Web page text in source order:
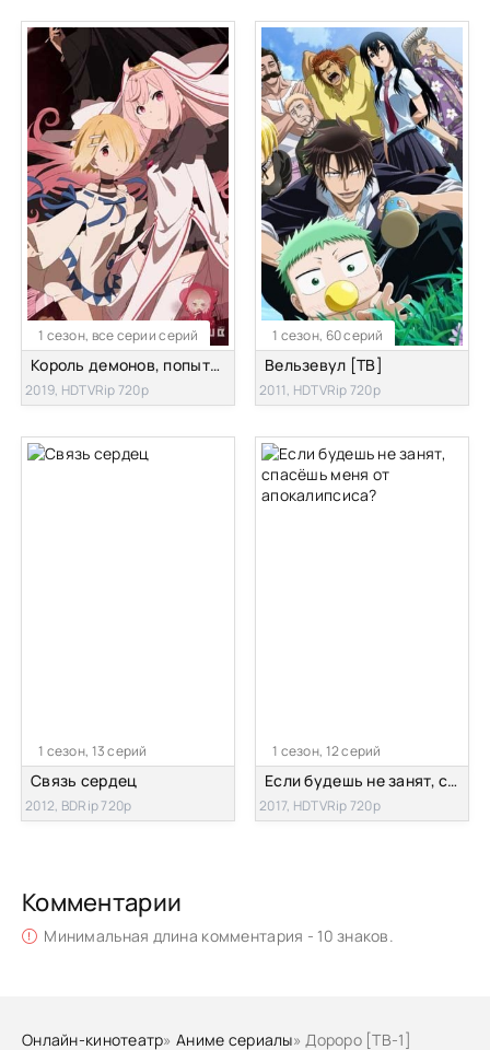
1 сезон, все серии серий
Король демонов, попытайтесь снова! [все серии]
2019, HDTVRip 720p
1 сезон, 60 серий
Вельзевул [ТВ]
2011, HDTVRip 720p
1 сезон, 13 серий
Связь сердец
2012, BDRip 720p
1 сезон, 12 серий
Если будешь не занят, спасёшь меня от апокалипсиса?
2017, HDTVRip 720p
Комментарии
Минимальная длина комментария - 10 знаков.
Онлайн-кинотеатр»Аниме сериалы» Дороро [ТВ-1]